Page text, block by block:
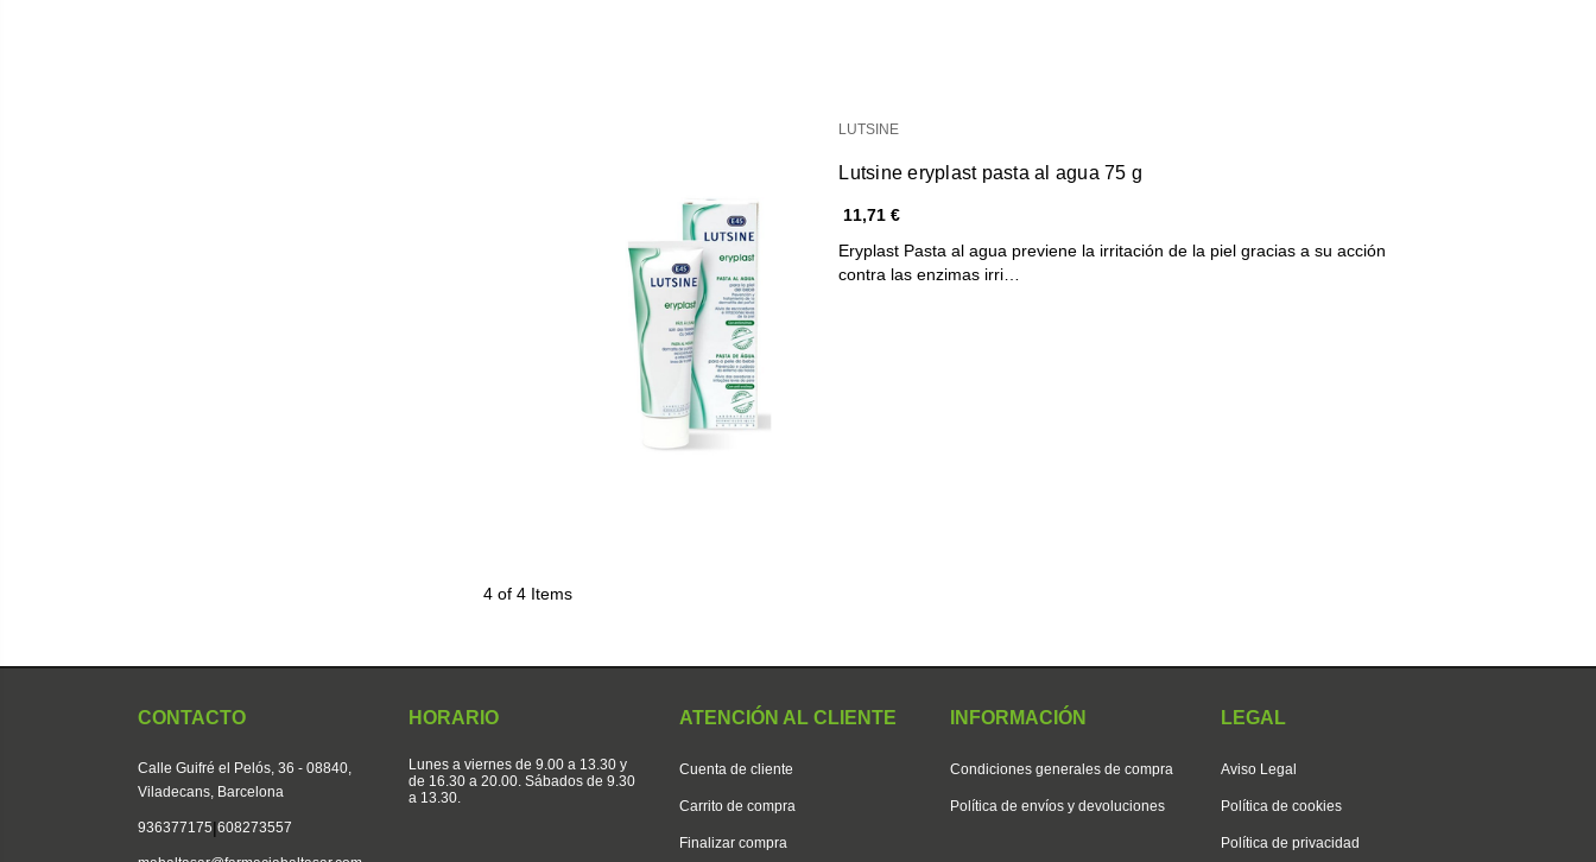
LUTSINE
Lutsine eryplast pasta al agua 75 g
11,71 €
Eryplast Pasta al agua previene la irritación de la piel gracias a su acción
contra las enzimas irri…
4 of 4 Items
CONTACTO
Calle Guifré el Pelós, 36 - 08840,
Viladecans, Barcelona
936377175|608273557
HORARIO
Lunes a viernes de 9.00 a 13.30 y
de 16.30 a 20.00. Sábados de 9.30
a 13.30.
ATENCIÓN AL CLIENTE
Cuenta de cliente
Carrito de compra
Finalizar compra
INFORMACIÓN
Condiciones generales de compra
Política de envíos y devoluciones
LEGAL
Aviso Legal
Política de cookies
Política de privacidad